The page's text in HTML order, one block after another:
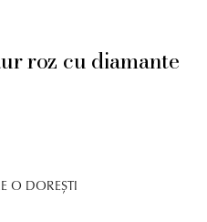
roz cu diamante
O DOREȘTI